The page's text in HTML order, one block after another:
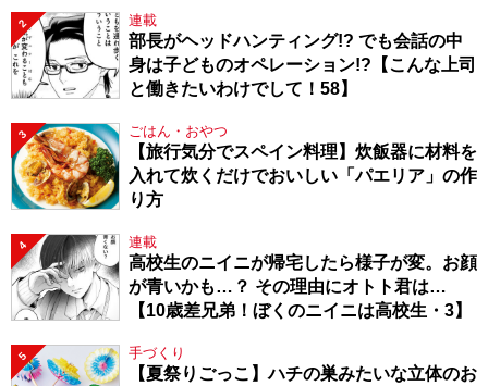
2 連載
部長がヘッドハンティング!? でも会話の中
身は子どものオペレーション!?【こんな上司
と働きたいわけでして！58】
3 ごはん・おやつ
【旅行気分でスペイン料理】炊飯器に材料を
入れて炊くだけでおいしい「パエリア」の作
り方
4 連載
高校生のニイニが帰宅したら様子が変。お顔
が青いかも…？ その理由にオトト君は…
【10歳差兄弟！ぼくのニイニは高校生・3】
5 手づくり
【夏祭りごっこ】ハチの巣みたいな立体のお